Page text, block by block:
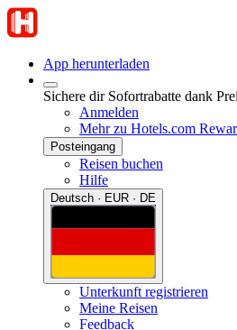
App herunterladen
Sichere dir Sofortrabatte dank
Anmelden
Mehr zu Hotels.com
Posteingang
Reisen buchen
Hilfe
Deutsch · EUR · DE
Unterkunft registrieren
Meine Reisen
Feedback